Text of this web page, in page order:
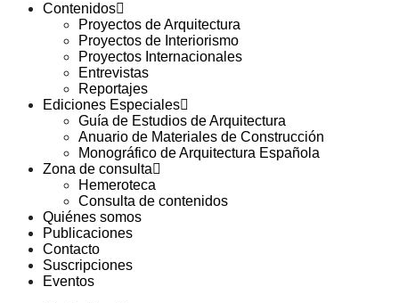
Contenidos
Proyectos de Arquitectura
Proyectos de Interiorismo
Proyectos Internacionales
Entrevistas
Reportajes
Ediciones Especiales
Guía de Estudios de Arquitectura
Anuario de Materiales de Construcción
Monográfico de Arquitectura Española
Zona de consulta
Hemeroteca
Consulta de contenidos
Quiénes somos
Publicaciones
Contacto
Suscripciones
Eventos